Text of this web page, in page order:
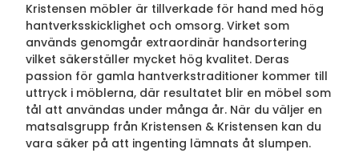
Kristensen möbler är tillverkade för hand med hög
hantverksskicklighet och omsorg. Virket som
används genomgår extraordinär handsortering
vilket säkerställer mycket hög kvalitet. Deras
passion för gamla hantverkstraditioner kommer till
uttryck i möblerna, där resultatet blir en möbel som
tål att användas under många år. När du väljer en
matsalsgrupp från Kristensen & Kristensen kan du
vara säker på att ingenting lämnats åt slumpen.